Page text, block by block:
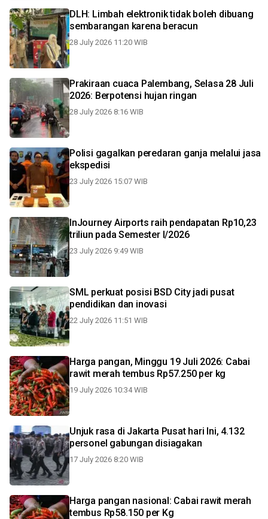
DLH: Limbah elektronik tidak boleh dibuang
sembarangan karena beracun
28 July 2026 11:20 WIB
Prakiraan cuaca Palembang, Selasa 28 Juli
2026: Berpotensi hujan ringan
28 July 2026 8:16 WIB
Polisi gagalkan peredaran ganja melalui jasa
ekspedisi
23 July 2026 15:07 WIB
InJourney Airports raih pendapatan Rp10,23
triliun pada Semester I/2026
23 July 2026 9:49 WIB
SML perkuat posisi BSD City jadi pusat
pendidikan dan inovasi
22 July 2026 11:51 WIB
Harga pangan, Minggu 19 Juli 2026: Cabai
rawit merah tembus Rp57.250 per kg
19 July 2026 10:34 WIB
Unjuk rasa di Jakarta Pusat hari Ini, 4.132
personel gabungan disiagakan
17 July 2026 8:20 WIB
Harga pangan nasional: Cabai rawit merah
tembus Rp58.150 per Kg